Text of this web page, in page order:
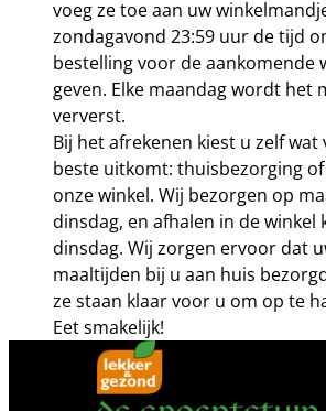
voeg ze toe aan uw
zondagavond 23:59 uur de tijd
bestelling voor de aankomende
geven. Elke maandag wordt het
ververst.
Bij het afrekenen kiest u zelf
beste uitkomt: thuisbezorging
onze winkel. Wij bezorgen op
dinsdag, en afhalen in de winkel
dinsdag. Wij zorgen ervoor dat
maaltijden bij u aan huis
ze staan klaar voor u om op te
Eet smakelijk!